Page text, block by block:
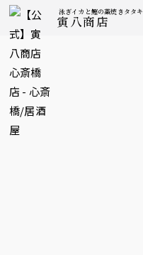
泳ぎイカと鰹の藁焼きタタキ
寅八商店